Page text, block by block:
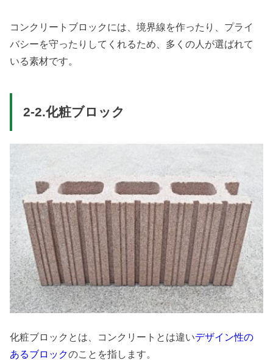
コンクリートブロックには、境界線を作ったり、プライ
バシーを守ったりしてくれるため、多くの人が選ばれて
いる素材です。
2-2.化粧ブロック
化粧ブロックとは、コンクリートとは違いデザイン性の
あるブロックのことを指します。